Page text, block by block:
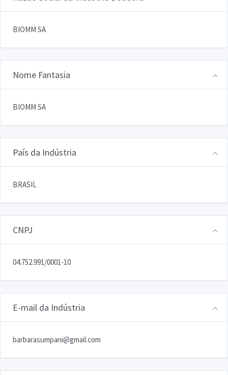
BIOMM SA
Nome Fantasia
BIOMM SA
País da Indústria
BRASIL
CNPJ
04.752.991/0001-10
E-mail da Indústria
barbarasumpani@gmail.com